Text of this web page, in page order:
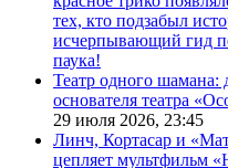
тех, кто подзабыл
исчерпывающий гид
паука!
Театр одного шамана:
основателя театра
29 июля 2026, 23:45
Линч, Кортасар и
цепляет мультфильм